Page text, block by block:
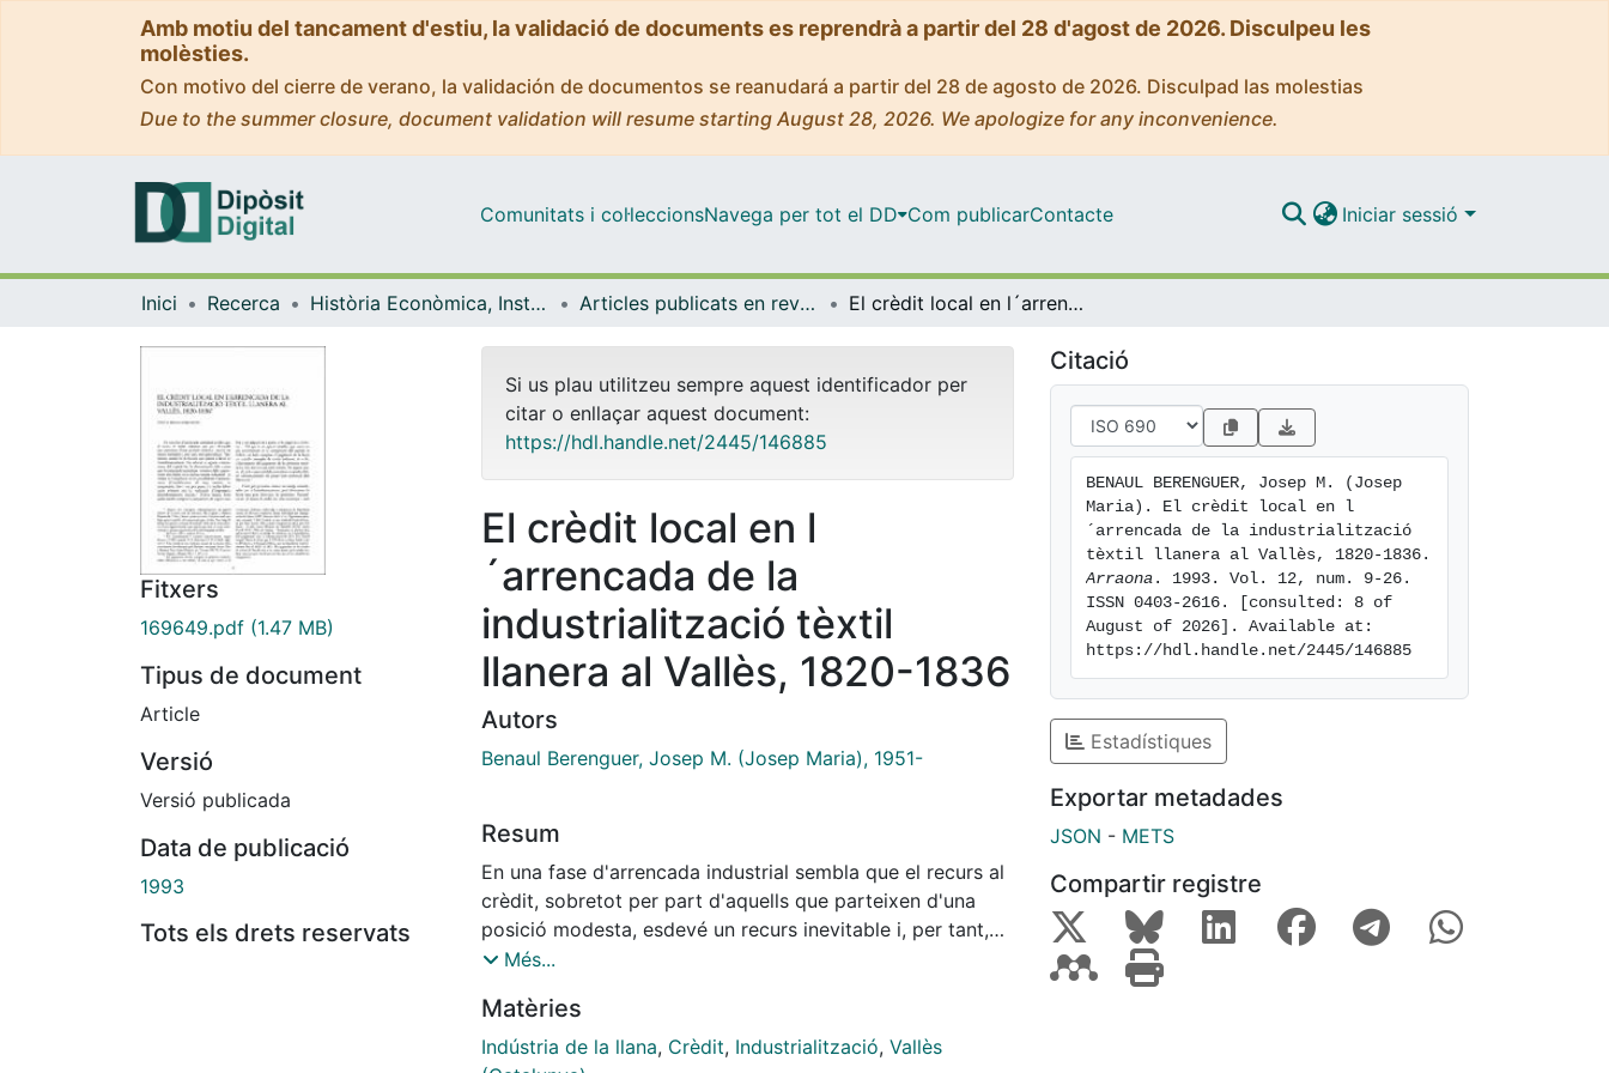
Amb motiu del tancament d'estiu, la validació de documents es reprendrà a partir del 28 d'agost de 2026. Disculpeu les
molèsties.
Con motivo del cierre de verano, la validación de documentos se reanudará a partir del 28 de agosto de 2026. Disculpad las molestias
Due to the summer closure, document validation will resume starting August 28, 2026. We apologize for any inconvenience.
Comunitats i col·leccionsNavega per tot el DD Com publicarContacte Iniciar sessió
Inici Recerca Història Econòmica, Institucions, Política i Economia Mundial Articles publicats en revistes (Història Econòmica, Institucions, Política i Economia Mundial) El crèdit local en l´arrencada de la industrialització tèxtil llanera al Vallès, 1820-1836
Fitxers
169649.pdf (1.47 MB)
Tipus de document
Article
Versió
Versió publicada
Data de publicació
1993
Tots els drets reservats
Si us plau utilitzeu sempre aquest identificador per
citar o enllaçar aquest document:
https://hdl.handle.net/2445/146885
El crèdit local en l
´arrencada de la
industrialització tèxtil
llanera al Vallès, 1820-1836
Autors
Benaul Berenguer, Josep M. (Josep Maria), 1951-
Resum
En una fase d'arrencada industrial sembla que el recurs al
crèdit, sobretot per part d'aquells que parteixen d'una
posició modesta, esdevé un recurs inevitable i, per tant,
més generalitzat. Tanmateix, també hi ha factors que
components del capital fix, la disseminació dels costos
que les principals inversions -sobretot dels components
Més...
Matèries
Indústria de la llana, Crèdit, Industrialització, Vallès
Citació
BENAUL BERENGUER, Josep M. (Josep
Maria). El crèdit local en l
´arrencada de la industrialització
Arraona . 1993. Vol. 12, num. 9-26.
ISSN 0403-2616. [consulted: 8 of
August of 2026]. Available at:
https://hdl.handle.net/2445/146885
Estadístiques
Exportar metadades
JSON - METS
Compartir registre